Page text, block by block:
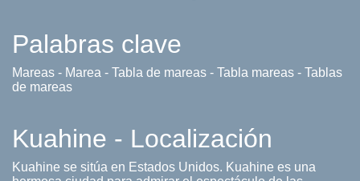
Palabras clave
Mareas - Marea - Tabla de mareas - Tabla mareas - Tablas
de mareas
Kuahine - Localización
Kuahine se sitúa en Estados Unidos. Kuahine es una